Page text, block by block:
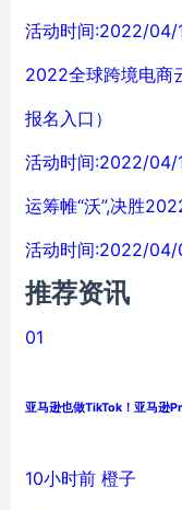
活动时间:2022/04/
2022全球跨境电商
报名入口）
活动时间:2022/04/
运筹帷“沃”,决胜
活动时间:2022/04/
推荐资讯
01
亚马逊也做TikTok！亚马逊
10小时前 橙子